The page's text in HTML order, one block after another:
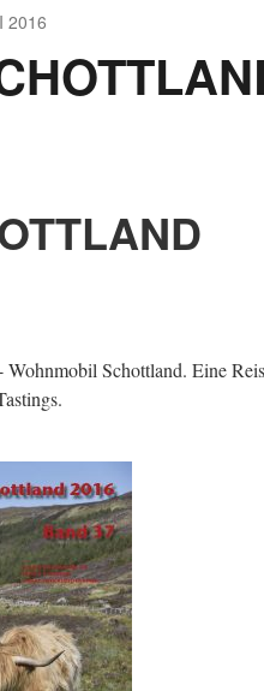
2016
Schottland. Eine